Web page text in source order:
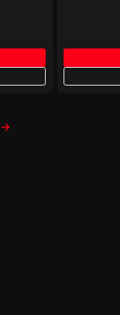
Mostrar todo